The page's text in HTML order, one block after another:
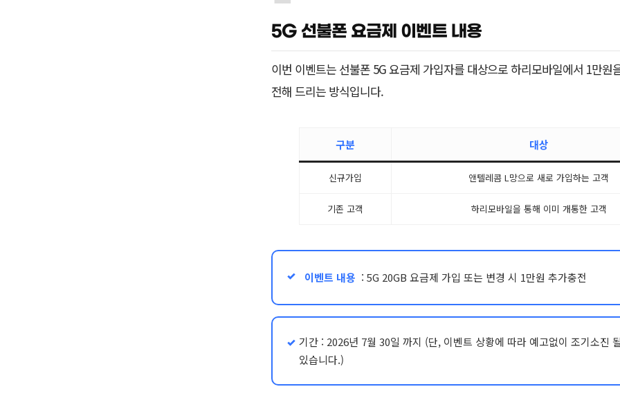
5G 선불폰 요금제 이벤트 내용
이번 이벤트는 선불폰 5G 요금제 가입자를 대상으로 하리모바일에서 1만원
전해 드리는 방식입니다.
구분 대상
신규가입 앤텔레콤 L망으로 새로 가입하는 고객
기존 고객 하리모바일을 통해 이미 개통한 고객
이벤트 내용 : 5G 20GB 요금제 가입 또는 변경 시 1만원 추가충전
기간 : 2026년 7월 30일 까지 (단, 이벤트 상황에 따라 예고없이 조기소진
있습니다.)